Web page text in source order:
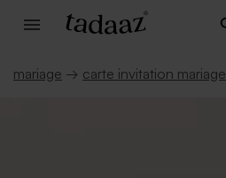
mariage → carte invitation mariage